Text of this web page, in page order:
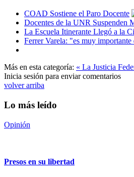
COAD Sostiene el Paro Docente
Docentes de la UNR Suspenden
La Escuela Itinerante Llegó a la
Ferrer Varela: "es muy
Más en esta categoría: « La Justicia
Inicia sesión para enviar comentarios
volver arriba
Lo más leído
Opinión
Presos en su libertad